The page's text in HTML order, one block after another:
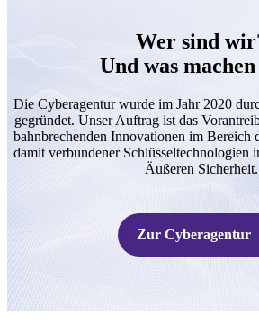
Wer sind
Und was
Die Cyberagentur wurde im Jahr 2020
gegründet. Unser Auftrag ist das
bahnbrechenden Innovationen im Bereich
damit verbundener Schlüsseltechnologien
Äußeren Sicherheit.
Zur Cyberagentur